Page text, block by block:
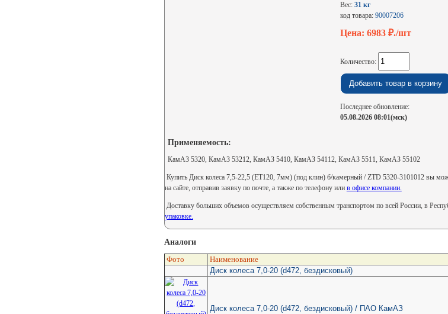
Вес: 31 кг
код товара: 90007206
Цена: 6983 ₽./шт
Количество:
Последнее обновление:
05.08.2026 08:01(мск)
Применяемость:
КамАЗ 5320, КамАЗ 53212, КамАЗ 5410, КамАЗ 54112, КамАЗ 5511, КамАЗ 55102
Купить Диск колеса 7,5-22,5 (ЕТ120, 7мм) (под клин) б/камерный / ZTD 5320-3101012 вы
на сайте, отправив заявку по почте, а также по телефону или в офисе компании.
Доставку больших объемов осуществляем собственным транспортом по всей России, в
упаковке.
Аналоги
Фото Наименование
Диск колеса 7,0-20 (d472, бездисковый)
Диск колеса 7,0-20 (d472, бездисковый) / ПАО КамАЗ